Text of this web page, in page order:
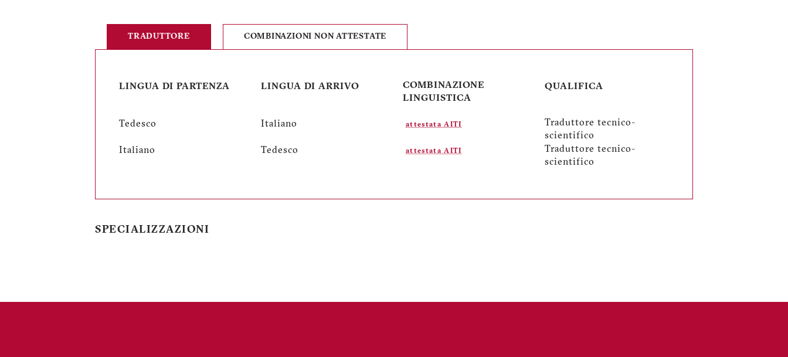
TRADUTTORE COMBINAZIONI NON ATTESTATE
LINGUA DI PARTENZA LINGUA DI ARRIVO
COMBINAZIONE
LINGUISTICA
QUALIFICA
Tedesco Italiano attestata AITI
Traduttore tecnico-
scientifico
Italiano
Tedesco attestata AITI
Traduttore tecnico-
scientifico
SPECIALIZZAZIONI